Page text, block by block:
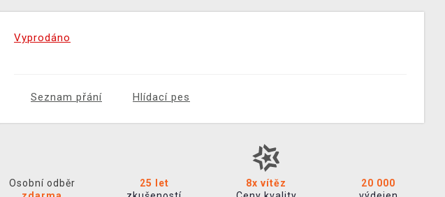
Vyprodáno
Seznam přání Hlídací pes
Osobní odběr
25 let
8x vítěz
20 000